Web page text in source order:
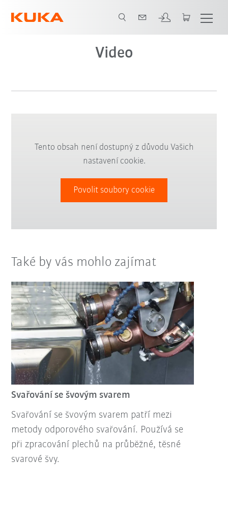
Video
Tento obsah není dostupný z důvodu Vašich
nastavení cookie.
Povolit soubory cookie
Také by vás mohlo zajímat
Svařování se švovým svarem
Svařování se švovým svarem patří mezi
metody odporového svařování. Používá se
při zpracování plechů na průběžné, těsné
svarové švy.